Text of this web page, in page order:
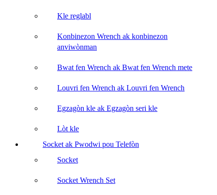
Kle reglabl
Konbinezon Wrench ak konbinezon
anviwònman
Bwat fen Wrench ak Bwat fen Wrench mete
Louvri fen Wrench ak Louvri fen Wrench
Egzagòn kle ak Egzagòn seri kle
Lòt kle
Socket ak Pwodwi pou Telefòn
Socket
Socket Wrench Set